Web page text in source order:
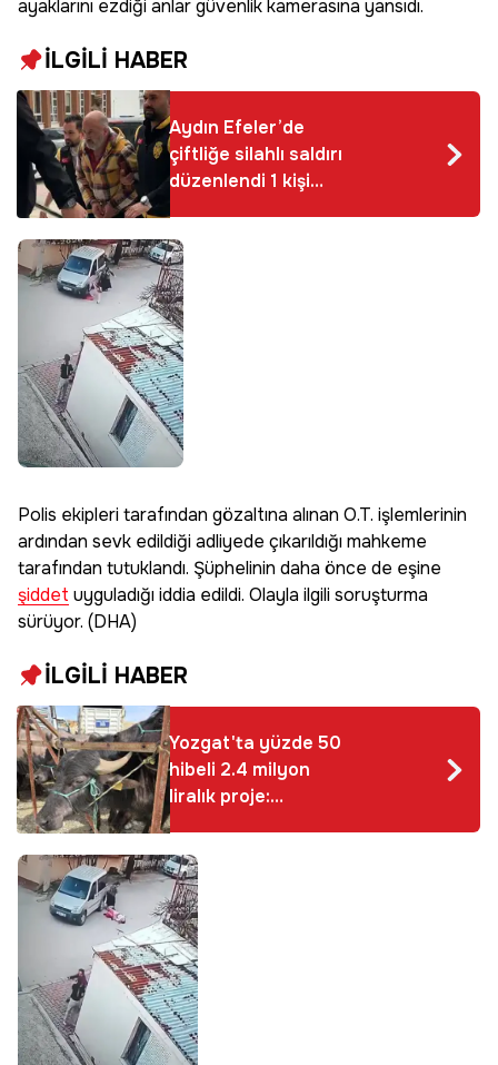
ayaklarını ezdiği anlar güvenlik kamerasına yansıdı.
İLGİLİ HABER
Aydın Efeler’de
çiftliğe silahlı saldırı
düzenlendi 1 kişi
Polis ekipleri tarafından gözaltına alınan O.T. işlemlerinin
ardından sevk edildiği adliyede çıkarıldığı mahkeme
tarafından tutuklandı. Şüphelinin daha önce de eşine
şiddet uyguladığı iddia edildi. Olayla ilgili soruşturma
sürüyor. (DHA)
İLGİLİ HABER
Yozgat'ta yüzde 50
hibeli 2.4 milyon
liralık proje:
Üreticilere teslimler
başladı